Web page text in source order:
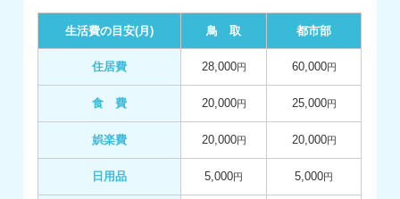
生活費の目安(月) 鳥 取 都市部
住居費 28,000円 60,000円
食 費 20,000円 25,000円
娯楽費 20,000円 20,000円
日用品 5,000円 5,000円